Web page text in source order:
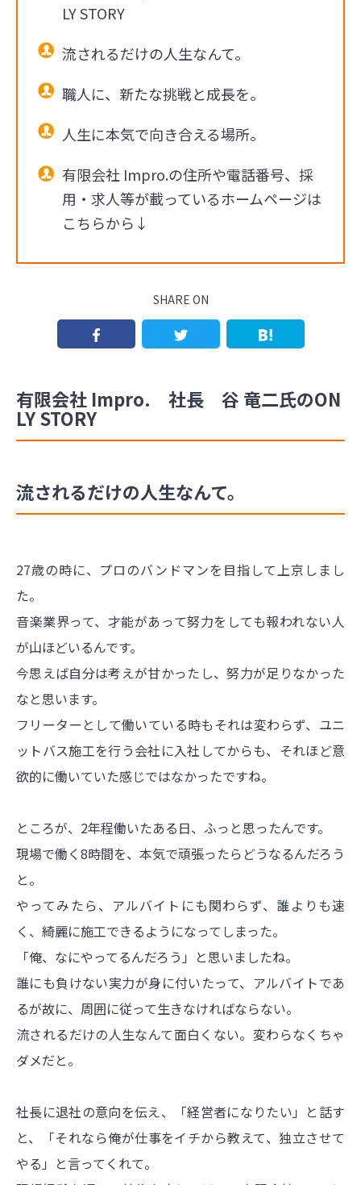
LY STORY
流されるだけの人生なんて。
職人に、新たな挑戦と成長を。
人生に本気で向き合える場所。
有限会社 Impro.の住所や電話番号、採
用・求人等が載っているホームページは
こちらから↓
SHARE ON
有限会社 Impro. 社長 谷 竜二氏のON
LY STORY
流されるだけの人生なんて。
27歳の時に、プロのバンドマンを目指して上京しまし
た。
音楽業界って、才能があって努力をしても報われない人
が山ほどいるんです。
今思えば自分は考えが甘かったし、努力が足りなかった
なと思います。
フリーターとして働いている時もそれは変わらず、ユニ
ットバス施工を行う会社に入社してからも、それほど意
欲的に働いていた感じではなかったですね。
ところが、2年程働いたある日、ふっと思ったんです。
現場で働く8時間を、本気で頑張ったらどうなるんだろう
と。
やってみたら、アルバイトにも関わらず、誰よりも速
く、綺麗に施工できるようになってしまった。
「俺、なにやってるんだろう」と思いましたね。
誰にも負けない実力が身に付いたって、アルバイトであ
るが故に、周囲に従って生きなければならない。
流されるだけの人生なんて面白くない。変わらなくちゃ
ダメだと。
社長に退社の意向を伝え、「経営者になりたい」と話す
と、「それなら俺が仕事をイチから教えて、独立させて
やる」と言ってくれて。